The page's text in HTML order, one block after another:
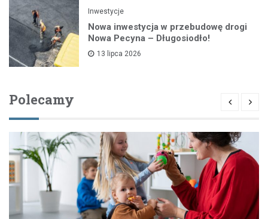
Inwestycje
Nowa inwestycja w przebudowę drogi
Nowa Pecyna – Długosiodło!
13 lipca 2026
Polecamy